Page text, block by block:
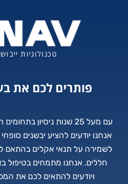
טכנולוגיות
פותרים לכם את
עם מעל 25 שנות ניסיון
אנחנו יודעים להציע יבשנים סופחי
לשמירה על תנאי אקלים בהתאם
חללים. אנחנו מתמחים בטיפול
ויודעים להתאים לכם את